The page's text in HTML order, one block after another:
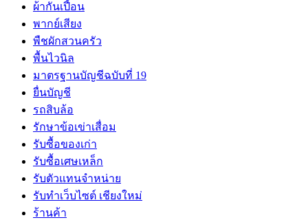
ผ้ากันเปี้อน
พากย์เสียง
พืชผักสวนครัว
พื้นไวนิล
มาตรฐานบัญชีฉบับที่ 19
ยื่นบัญชี
รถสิบล้อ
รักษาข้อเข่าเสื่อม
รับซื้อของเก่า
รับซื้อเศษเหล็ก
รับตัวแทนจำหน่าย
รับทำเว็บไซต์ เชียงใหม่
ร้านค้า